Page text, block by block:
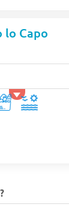
lo Capo